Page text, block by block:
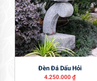
Đèn Đá Dấu Hỏi
4.250.000 ₫